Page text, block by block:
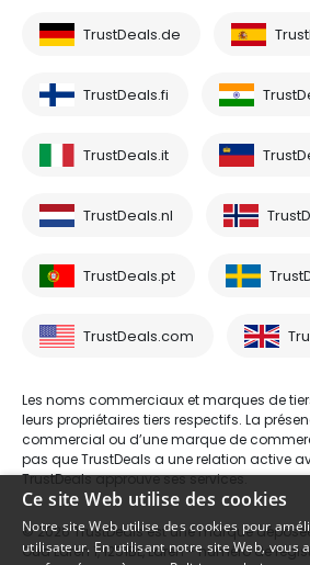
TrustDeals.de
TrustDeals.fi
TrustDeals.it
TrustDeals.nl
TrustDeals.pt
TrustDeals.com
Les noms commerciaux et marques de
leurs propriétaires tiers respectifs. La
commercial ou d’une marque de
pas que TrustDeals a une relation active
TrustDeals approuve ses services.
© 2026 TrustDeals est une marque déposée
Oud Laren 1, 1251BL, Laren - numéro de
Ce site Web utilise des cookies
Notre site Web utilise des cookies pour
utilisateur. En utilisant notre site Web, vous